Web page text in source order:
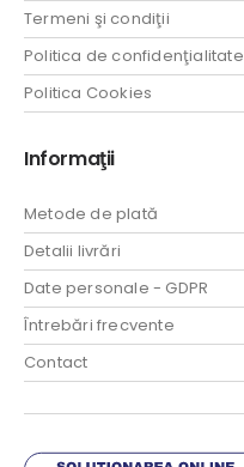
Termeni şi condiţii
Politica de confidenţialitate
Politica Cookies
Informaţii
Metode de plată
Detalii livrări
Date personale - GDPR
Întrebări frecvente
Contact